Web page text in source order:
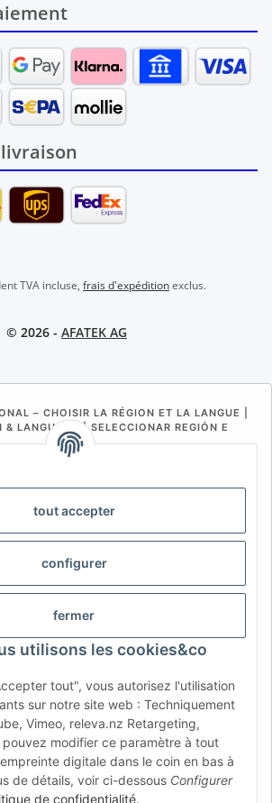
tout accepter
configurer
fermer
utilisons les cookies&co
tout", vous autorisez l'utilisation
sur notre site web : Techniquement
Vimeo, releva.nz Retargeting,
pouvez modifier ce paramètre à tout
digitale dans le coin en bas à
de détails, voir ci-dessous Configurer
de confidentialité.
TVA incluse, frais d'expéditionexclus.
© 2026 - AFATEK AG
– CHOISIR LA RÉGION ET LA LANGUE |
& LANGUAGE | SELECCIONAR REGIÓN E
IDIOMA
BE (NL) BE (FR)
IT ES DK PL
USA
RO HR
spécialiste en pièces détachées pour
remorques
:moc.ketafa@ofni| TVA (DE) :
DE354251646
: achats intracommunautaires HT